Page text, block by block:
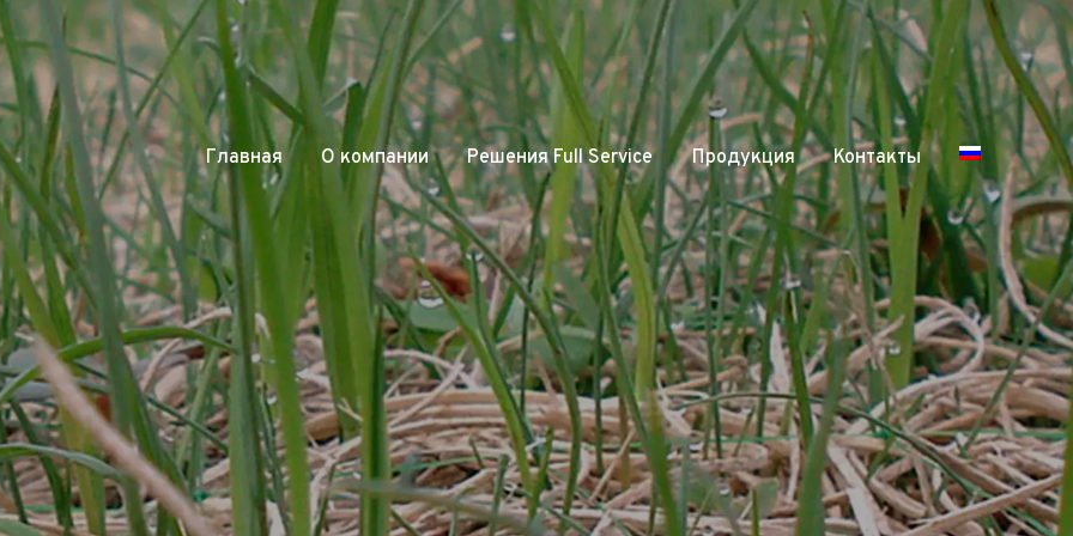
Главная О компании Решения Full Service Продукция Контакты